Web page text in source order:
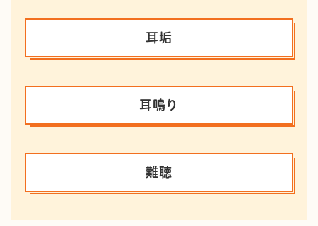
耳垢
耳鳴り
難聴